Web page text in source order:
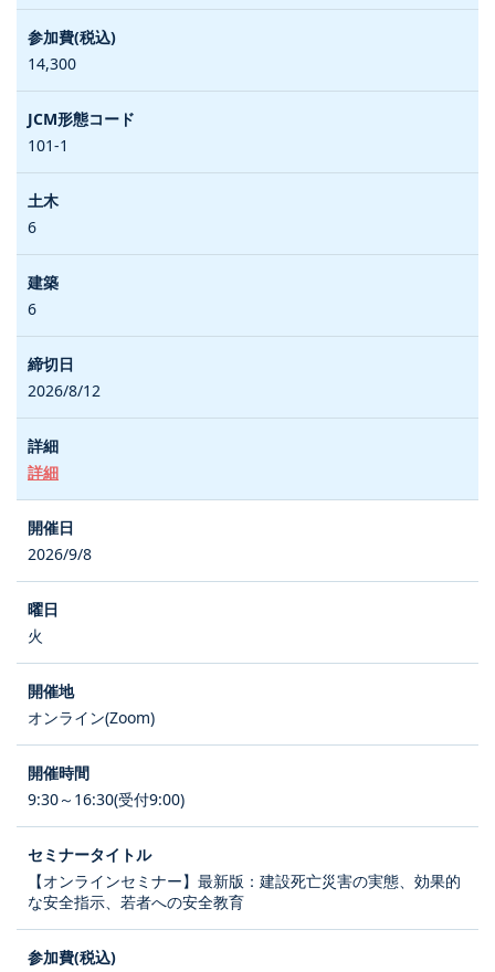
14,300
101-1
6
6
2026/8/12
詳細
2026/9/8
火
オンライン(Zoom)
9:30～16:30(受付9:00)
【オンラインセミナー】最新版：建設死亡災害の実態、効果的
な安全指示、若者への安全教育